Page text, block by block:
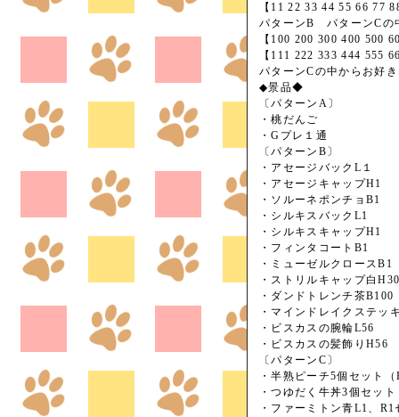
【11 22 33 44 55 66 77
パターンB パターンCの
【100 200 300 400 500
【111 222 333 444 555
パターンCの中からお好
◆景品◆
〔パターンA〕
・桃だんご
・Gプレ１通
〔パターンB〕
・アセージバックL１
・アセージキャップH1
・ソルーネポンチョB1
・シルキスバックL1
・シルキスキャップH1
・フィンタコートB1
・ミューゼルクロースB1
・ストリルキャップ白
・ダンドトレンチ茶B100
・マインドレイクステッ
・ビスカスの腕輪L56
・ビスカスの髪飾りH56
〔パターンC〕
・半熟ピーチ5個セット
・つゆだく牛丼3個セッ
・ファーミトン青L1、R1